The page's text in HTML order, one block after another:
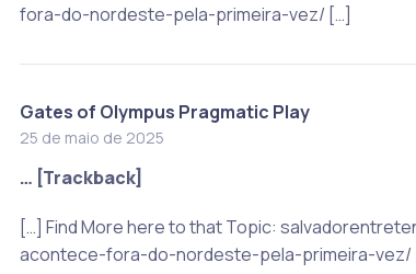
fora-do-nordeste-pela-primeira-vez/ […]
Gates of Olympus Pragmatic Play
25 de maio de 2025
… [Trackback]
[…] Find More here to that Topic:
acontece-fora-do-nordeste-pela-primeira-vez/